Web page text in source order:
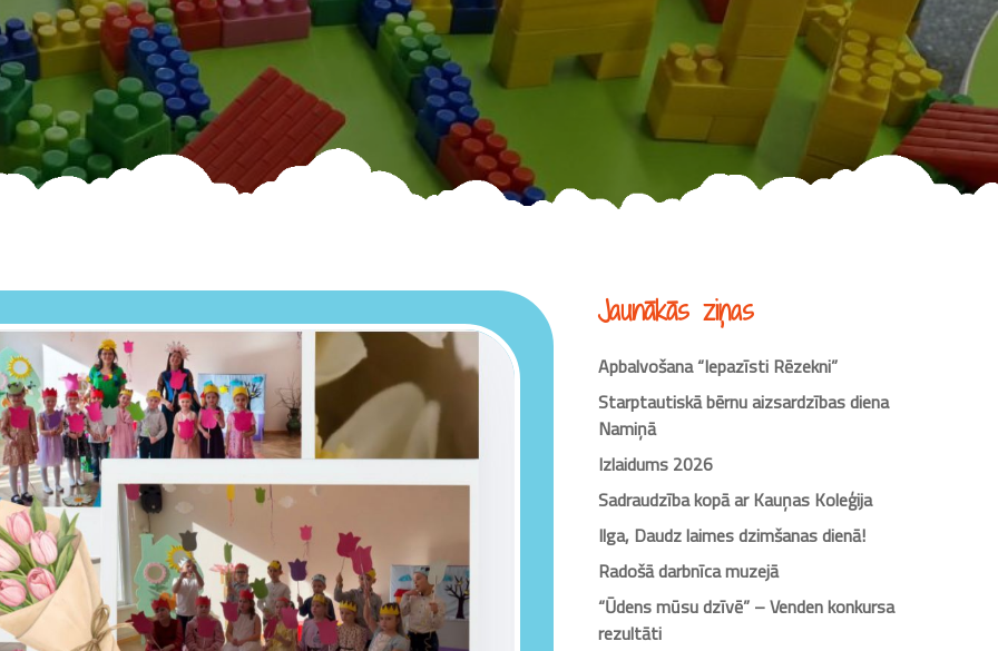
Jaunākās ziņas
Apbalvošana “Iepazīsti Rēzekni”
Starptautiskā bērnu aizsardzības diena
Namiņā
Izlaidums 2026
Sadraudzība kopā ar Kauņas Koleģija
Ilga, Daudz laimes dzimšanas dienā!
Radošā darbnīca muzejā
“Ūdens mūsu dzīvē” – Venden konkursa
rezultāti